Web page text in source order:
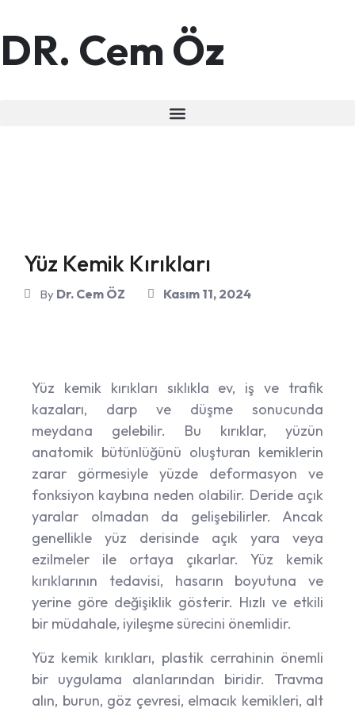
DR. Cem Öz
Yüz Kemik Kırıkları
By Dr. Cem ÖZ Kasım 11, 2024
Yüz kemik kırıkları sıklıkla ev, iş ve trafik
kazaları, darp ve düşme sonucunda
meydana gelebilir. Bu kırıklar, yüzün
anatomik bütünlüğünü oluşturan kemiklerin
zarar görmesiyle yüzde deformasyon ve
fonksiyon kaybına neden olabilir. Deride açık
yaralar olmadan da gelişebilirler. Ancak
genellikle yüz derisinde açık yara veya
ezilmeler ile ortaya çıkarlar. Yüz kemik
kırıklarının tedavisi, hasarın boyutuna ve
yerine göre değişiklik gösterir. Hızlı ve etkili
bir müdahale, iyileşme sürecini önemlidir.
Yüz kemik kırıkları, plastik cerrahinin önemli
bir uygulama alanlarından biridir. Travma
alın, burun, göz çevresi, elmacık kemikleri, alt